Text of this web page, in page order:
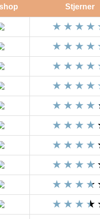
Stjerner